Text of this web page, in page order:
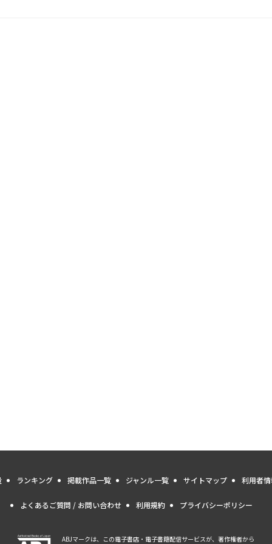
ランキング 掲載作品一覧 ジャンル一覧 サイトマップ 利用者
よくあるご質問 / お問い合わせ 利用規約 プライバシーポリシー
ABJマークは、この電子書店・電子書籍配信サービスが、著作権者から